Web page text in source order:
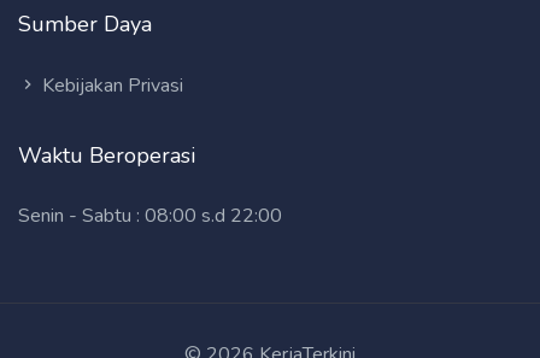
Sumber Daya
Kebijakan Privasi
Waktu Beroperasi
Senin - Sabtu : 08:00 s.d 22:00